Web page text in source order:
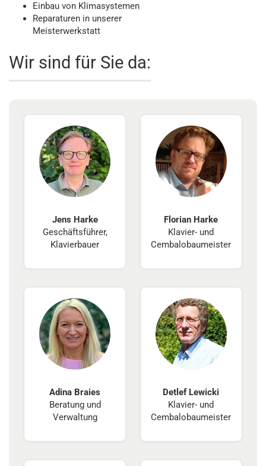
Einbau von Klimasystemen
Reparaturen in unserer
Meisterwerkstatt
Wir sind für Sie da:
Jens Harke
Geschäftsführer,
Klavierbauer
Florian Harke
Klavier- und
Cembalobaumeister
Adina Braies
Beratung und
Verwaltung
Detlef Lewicki
Klavier- und
Cembalobaumeister